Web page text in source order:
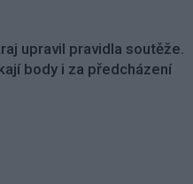
upravil pravidla soutěže.
body i za předcházení